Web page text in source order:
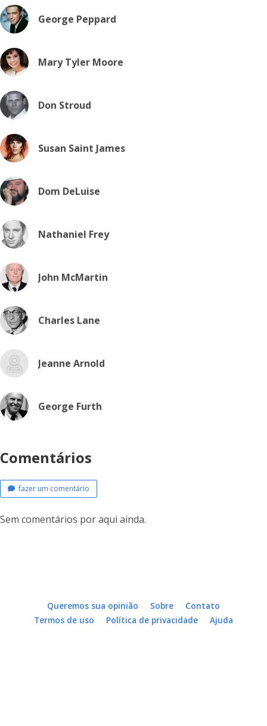
George Peppard
Mary Tyler Moore
Don Stroud
Susan Saint James
Dom DeLuise
Nathaniel Frey
John McMartin
Charles Lane
Jeanne Arnold
George Furth
Comentários
fazer um comentário
Sem comentários por aqui ainda.
Queremos sua opinião Sobre
Contato
Termos de uso
Política de privacidade Ajuda